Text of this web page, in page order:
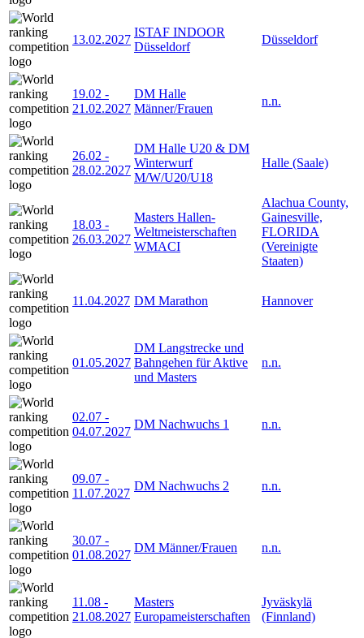
13.02.2027
ISTAF INDOOR
Düsseldorf
Düsseldorf
19.02 -
21.02.2027
DM Halle
Männer/Frauen
n.n.
26.02 -
28.02.2027
DM Halle U20 & DM
Winterwurf
M/W/U20/U18
Halle (Saale)
18.03 -
26.03.2027
Masters Hallen-
Weltmeisterschaften
WMACI
Alachua County,
Gainesville,
FLORIDA
(Vereinigte
Staaten)
11.04.2027 DM Marathon Hannover
01.05.2027
DM Langstrecke und
Bahngehen für Aktive
und Masters
n.n.
02.07 -
04.07.2027
DM Nachwuchs 1 n.n.
09.07 -
11.07.2027
DM Nachwuchs 2 n.n.
30.07 -
01.08.2027
DM Männer/Frauen n.n.
11.08 -
21.08.2027
Masters
Europameisterschaften
Jyväskylä
(Finnland)